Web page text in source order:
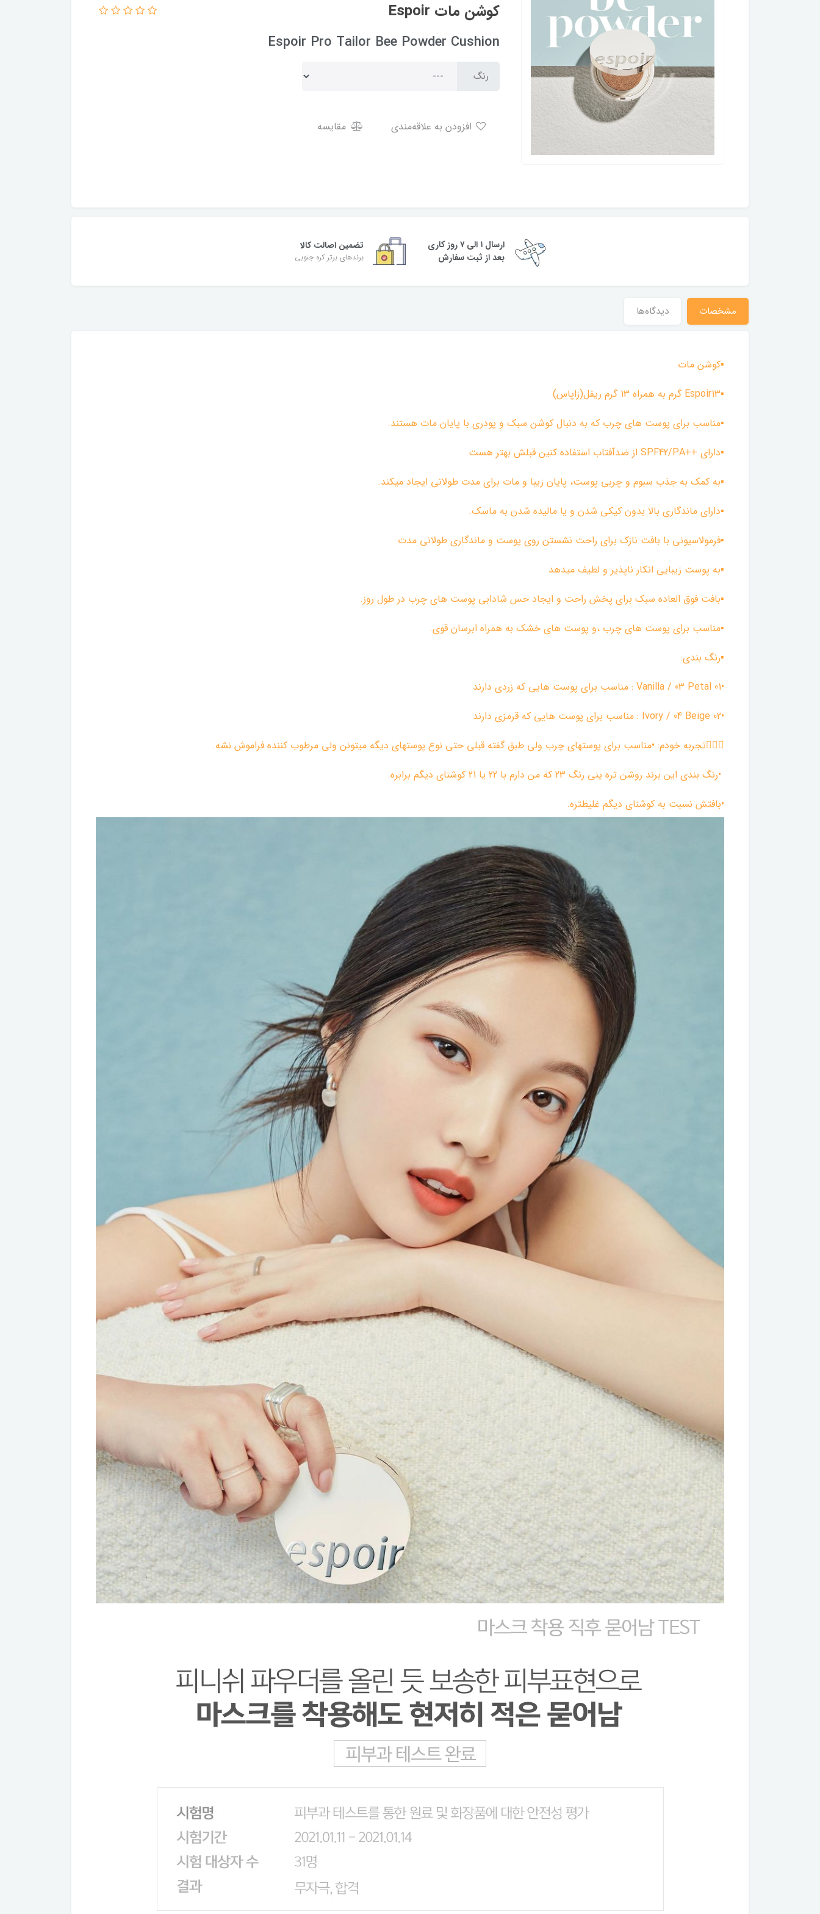
کوشن مات Espoir
Espoir Pro Tailor Bee Powder Cushion
رنگ
مقایسه
ارسال ۱ الی ۷ روز کاری
بعد از ثبت سفارش
تضمین اصالت کالا
برندهای برتر کره جنوبی
مشخصات دیدگاه‌ها
▪︎کوشن مات
▪︎Espoir13 گرم به همراه 13 گرم ریفل(زاپاس)
▪︎مناسب برای پوست های چرب که به دنبال کوشن سبک و پودری با پایان مات هستند.
▪︎دارای ++SPF42/PA از ضدآفتاب استفاده کنین قبلش بهتر هست.
▪︎به کمک به جذب سبوم و چربی پوست، پایان زیبا و مات برای مدت طولانی ایجاد میکند.
▪︎دارای ماندگاری بالا بدون کیکی شدن و یا مالیده شدن به ماسک.
▪︎فرمولاسیونی با بافت نازک برای راحت نشستن روی پوست و ماندگاری طولانی مدت
▪︎به پوست زیبایی انکار ناپذیر و لطیف میدهد
▪︎بافت فوق العاده سبک برای پخش راحت و ایجاد حس شادابی پوست های چرب در طول روز.
▪︎مناسب برای پوست های چرب ،و پوست های خشک به همراه ابرسان قوی.
▪︎رنگ بندی:
•01 Vanilla / 03 Petal : مناسب برای پوست هایی که زردی دارند
•02 Ivory / 04 Beige : مناسب برای پوست هایی که قرمزی دارند
🚶🏻‍♀️تجربه خودم: •مناسب برای پوستهای چرب ولی طبق گفته قبلی حتی نوع پوستهای دیگه میتونن ولی مرطوب کننده فراموش نشه.
•رنگ بندی این برند روشن تره ینی رنگ 23 که من دارم با 22 یا 21 کوشنای دیگم برابره.
•بافتش نسبت به کوشنای دیگم غلیظتره.